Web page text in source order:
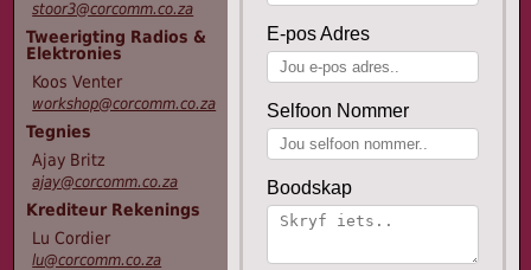
stoor3@corcomm.co.za
Tweerigting Radios &
Elektronies
Koos Venter
workshop@corcomm.co.za
Tegnies
Ajay Britz
ajay@corcomm.co.za
Krediteur Rekenings
Lu Cordier
lu@corcomm.co.za
E-pos Adres
Selfoon Nommer
Boodskap